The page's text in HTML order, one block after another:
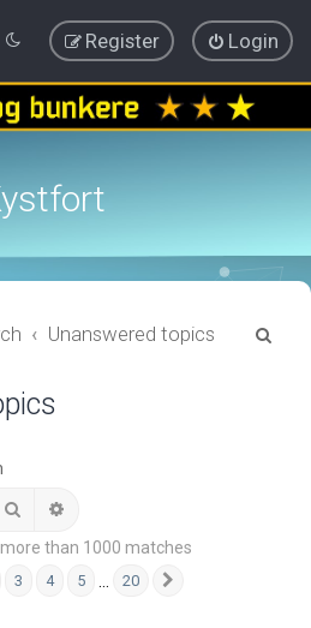
Login
Register
Unanswered topics
Search
than 1000 matches
203 4 5 20